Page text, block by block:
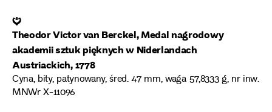
❦
Theodor Victor van Berckel, Medal nagrodowy
akademii sztuk pięknych w Niderlandach
Austriackich, 1778
Cyna, bity, patynowany, śred. 47 mm, waga 57,8333 g, nr inw.
MNWr X-11096